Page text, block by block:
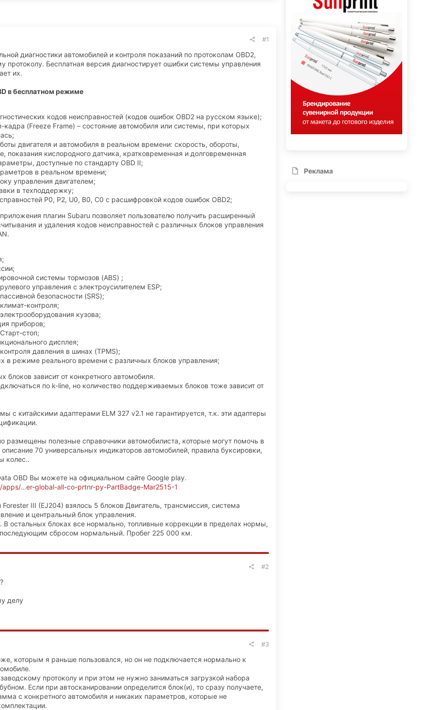
#1
диагностики автомобилей и контроля показаний по протоколам OBD2,
протоколу. Бесплатная версия диагностирует ошибки системы управления
их.
в бесплатном режиме
кодов неисправностей (кодов ошибок OBD2 на русском языке);
кадра (Freeze Frame) – состояние автомобиля или системы, при которых
двигателя и автомобиля в реальном времени: скорость, обороты,
показания кислородного датчика, кратковременная и долговременная
доступные по стандарту OBD II;
в реальном времени;
управления двигателем;
в техподдержку;
P0, P2, U0, B0, C0 с расшифровкой кодов ошибок OBD2;
плагин Subaru позволяет пользователю получить расширенный
и удаления кодов неисправностей с различных блоков управления
системы тормозов (ABS) ;
управления с электроусилителем ESP;
безопасности (SRS);
контроля;
кузова;
приборов;
стоп;
дисплея;
давления в шинах (TPMS);
в режиме реального времени с различных блоков управления;
блоков зависит от конкретного автомобиля.
по k-line, но количество поддерживаемых блоков тоже зависит от
с китайскими адаптерами ELM 327 v2.1 не гарантируется, т.к. эти адаптеры
размещены полезные справочники автомобилиста, которые могут помочь в
описание 70 универсальных индикаторов автомобилей, правила буксировки,
колес..
OBD Вы можете на официальном сайте Google play.
...er-global-all-co-prtnr-py-PartBadge-Mar2515-1
III (EJ204) взялось 5 блоков Двигатель, трансмиссия, система
и центральный блок управления.
В остальных блоках все нормально, топливные коррекции в пределах нормы,
последующим сбросом нормальный. Пробег 225 000 км.
#2
делу
#3
которым я раньше пользовался, но он не подключается нормально к
протоколу и при этом не нужно заниматься загрузкой набора
Если при автосканировании определится блок(и), то сразу получаете,
с конкретного автомобиля и никаких параметров, которые не
Реклама